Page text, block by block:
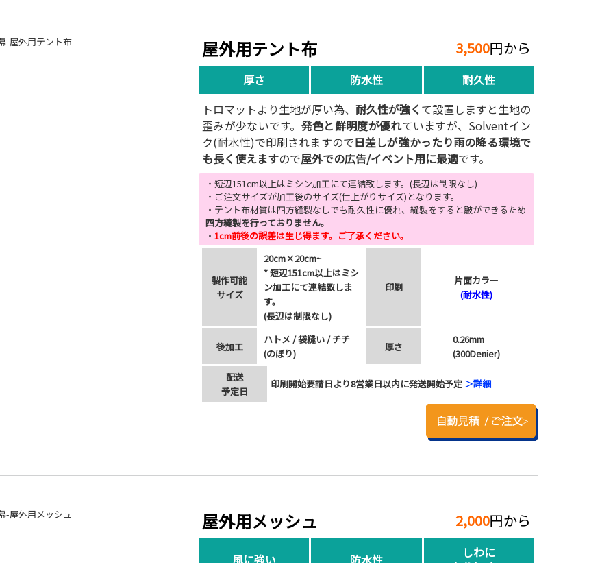
屋外用テント布 3,500円から
厚さ 防水性
耐久性
トロマットより生地が厚い為、 耐久性が強くて設置しますと生地の
歪みが少ないです。 発色と鮮明度が優れていますが、Solventイン
ク(耐水性)で印刷されますので日差しが強かったり雨の降る環境で
も長く使えますので屋外での広告/イベント用に最適です。
・短辺151cm以上はミシン加工にて連結致します。(長辺は制限なし)
・ご注文サイズが加工後のサイズ(仕上がりサイズ)となります。
・テント布材質は四方縫製なしでも耐久性に優れ、縫製をすると皺ができるため
四方縫製を行っておりません。
・ 1cm前後の誤差は生じ得ます。ご了承ください。
製作可能
サイズ
20cm×20cm~
* 短辺151cm以上はミシ
ン加工にて連結致しま
す。
(長辺は制限なし)
印刷
片面カラー
(耐水性)
後加工
ハトメ / 袋縫い / チチ
(のぼり)
厚さ
0.26mm
(300Denier)
配送
予定日
印刷開始要請日より8営業日以内に発送開始予定 ＞詳細
屋外用メッシュ 2,000円から
風に強い 防水性
しわに